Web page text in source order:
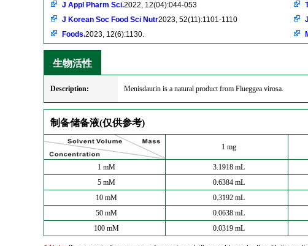
J Appl Pharm Sci.2022, 12(04):044-053
J Korean Soc Food Sci Nutr2023, 52(11):1101-1110
Foods.2023, 12(6):1130.
生物活性
Description: Menisdaurin is a natural product from Flueggea virosa.
制备储备液(仅供参考)
1 mg
1 mM 3.1918 mL
5 mM
0.6384 mL
10 mM
0.3192 mL
50 mM
0.0638 mL
100 mM
0.0319 mL